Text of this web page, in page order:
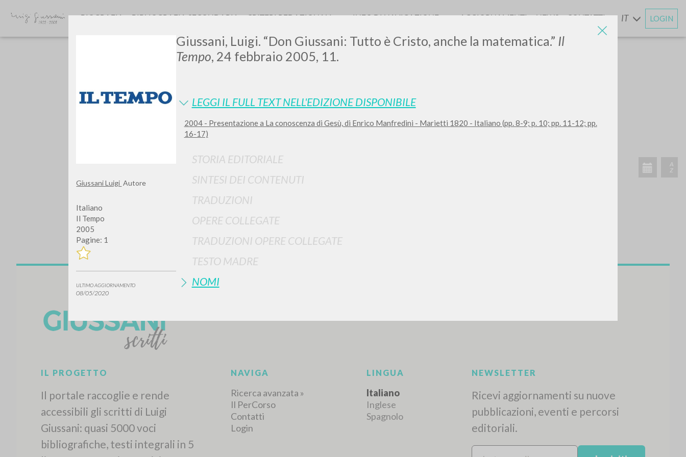
Giussani Luigi Autore
Italiano
Il Tempo
2005
Pagine: 1
ULTIMO AGGIORNAMENTO
08/05/2020
Giussani, Luigi. “Don Giussani: Tutto è Cristo, anche la matematica.” Il
Tempo, 24 febbraio 2005, 11.
LEGGI IL FULL TEXT NELL'EDIZIONE DISPONIBILE
2004 - Presentazione a La conoscenza di Gesù, di Enrico Manfredini - Marietti 1820 - Italiano (pp. 8-9; p. 10; pp. 11-12; pp.
16-17)
STORIA EDITORIALE
SINTESI DEI CONTENUTI
TRADUZIONI
OPERE COLLEGATE
TRADUZIONI OPERE COLLEGATE
TESTO MADRE
NOMI
LUIGI
GIUSSANI
scritti
BIOGRAFIA BIBLIOGRAFIA SECONDARIA CRITERI REDAZIONALI INFO DI NAVIGAZIONE AGGIORNAMENTIENEWS CONTATTI IT LOGIN
TIPOLOGIA OPERA LINGUA ATTIVITÀ RECENTI